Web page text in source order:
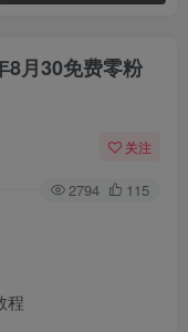
8月30免费零粉
关注
2794 115
程